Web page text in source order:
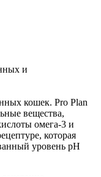
и
кошек. Pro Plan
вещества,
омега-3 и
которая
уровень pH